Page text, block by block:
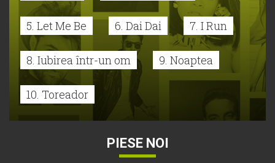
5. Let Me Be 6. Dai Dai 7. I Run
8. Iubirea într-un om 9. Noaptea
10. Toreador
PIESE NOI